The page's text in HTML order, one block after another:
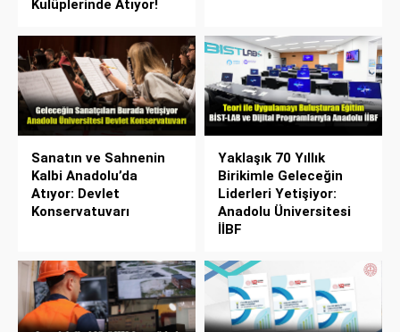
Kulüplerinde Atıyor!
Sanatın ve Sahnenin
Kalbi Anadolu’da
Atıyor: Devlet
Konservatuvarı
Yaklaşık 70 Yıllık
Birikimle Geleceğin
Liderleri Yetişiyor:
Anadolu Üniversitesi
İİBF